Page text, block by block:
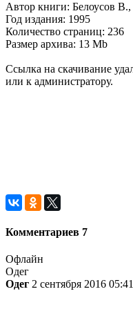
Автор книги: Белоусов
Год издания: 1995
Количество страниц: 236
Размер архива: 13 Mb
Ссылка на скачивание
или к администратору.
Комментариев 7
Офлайн
Одег
Одег 2 сентября 2016 05:41